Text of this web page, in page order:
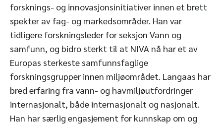
forsknings- og innovasjonsinitiativer innen et brett
spekter av fag- og markedsområder. Han var
tidligere forskningsleder for seksjon Vann og
samfunn, og bidro sterkt til at NIVA nå har et av
Europas sterkeste samfunnsfaglige
forskningsgrupper innen miljøområdet. Langaas har
bred erfaring fra vann- og havmiljøutfordringer
internasjonalt, både internasjonalt og nasjonalt.
Han har særlig engasjement for kunnskap om og